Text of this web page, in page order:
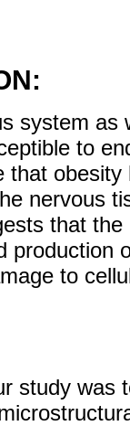
system as
to
that
nervous
that
production
to
study was